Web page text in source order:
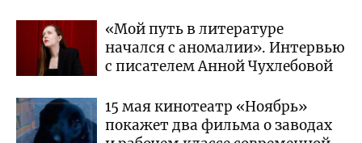
«Мой путь в литературе
начался с аномалии». Интервью
с писателем Анной Чухлебовой
15 мая кинотеатр «Ноябрь»
покажет два фильма о заводах